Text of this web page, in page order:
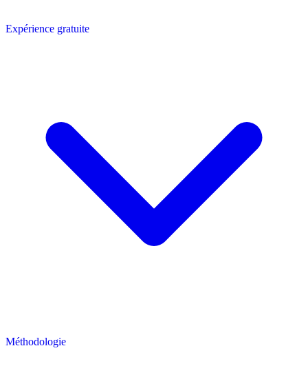
Expérience gratuite
Méthodologie